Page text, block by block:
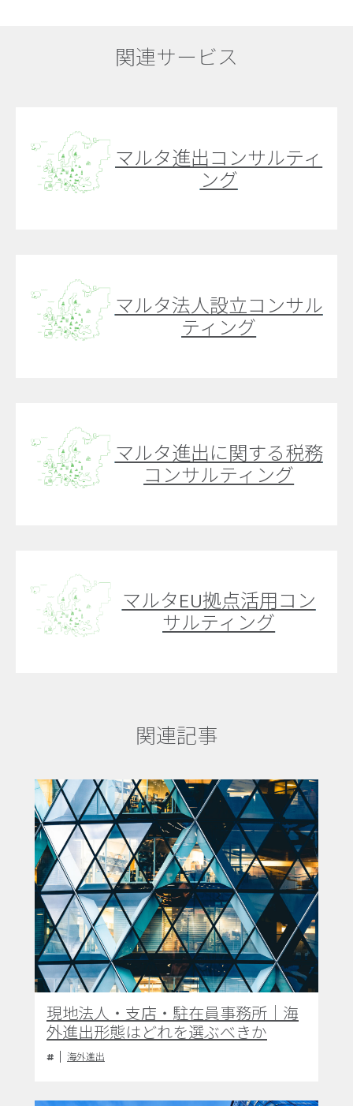
関連サービス
マルタ進出コンサルティ
ング
マルタ法人設立コンサル
ティング
マルタ進出に関する税務
コンサルティング
マルタEU拠点活用コン
サルティング
関連記事
現地法人・支店・駐在員事務所｜海
外進出形態はどれを選ぶべきか
海外進出